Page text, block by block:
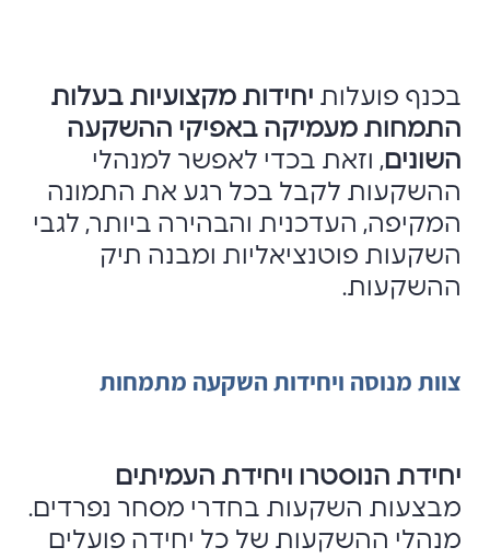
בכנף פועלות יחידות מקצועיות בעלות
התמחות מעמיקה באפיקי ההשקעה
השונים, וזאת בכדי לאפשר למנהלי
ההשקעות לקבל בכל רגע את התמונה
המקיפה, העדכנית והבהירה ביותר, לגבי
השקעות פוטנציאליות ומבנה תיק
ההשקעות.
צוות מנוסה ויחידות השקעה מתמחות
יחידת הנוסטרו ויחידת העמיתים
מבצעות השקעות בחדרי מסחר נפרדים.
מנהלי ההשקעות של כל יחידה פועלים